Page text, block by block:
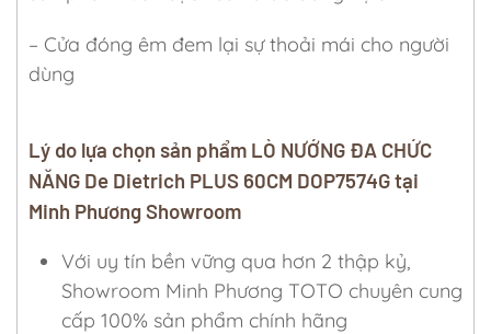
– Cửa đóng êm đem lại sự thoải mái cho người
dùng
Lý do lựa chọn sản phẩm LÒ NƯỚNG ĐA CHỨC
NĂNG De Dietrich PLUS 60CM DOP7574G tại
Minh Phương Showroom
Với uy tín bền vững qua hơn 2 thập kỷ,
Showroom Minh Phương TOTO chuyên cung
cấp 100% sản phẩm chính hãng